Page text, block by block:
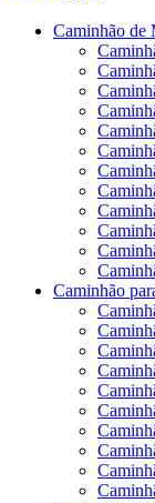
Caminhão de
Caminhão